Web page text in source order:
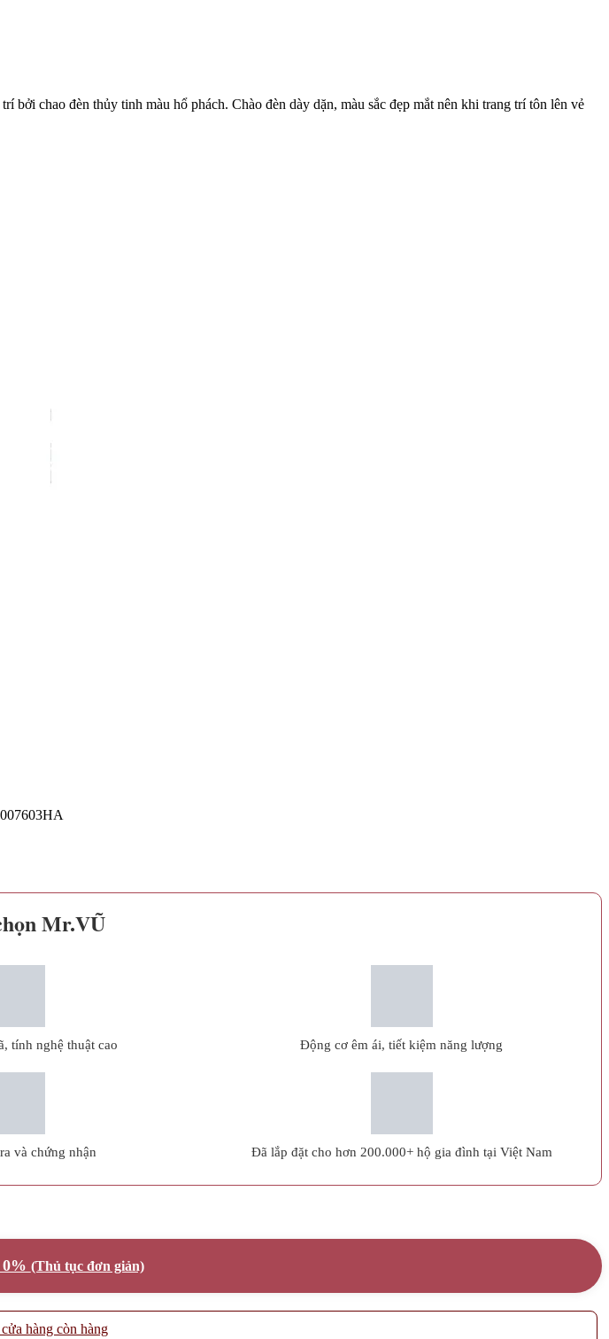
chao đèn thủy tinh màu hổ phách. Chào đèn dày dặn, màu sắc đẹp mắt nên khi trang trí tôn lên vẻ
gian khác nhau.
Mr.VŨ
tính nghệ thuật cao Động cơ êm ái, tiết kiệm năng lượng
và chứng nhận Đã lắp đặt cho hơn 200.000+ hộ gia đình tại Việt Nam
(Thủ tục đơn giản)
hàng còn hàng